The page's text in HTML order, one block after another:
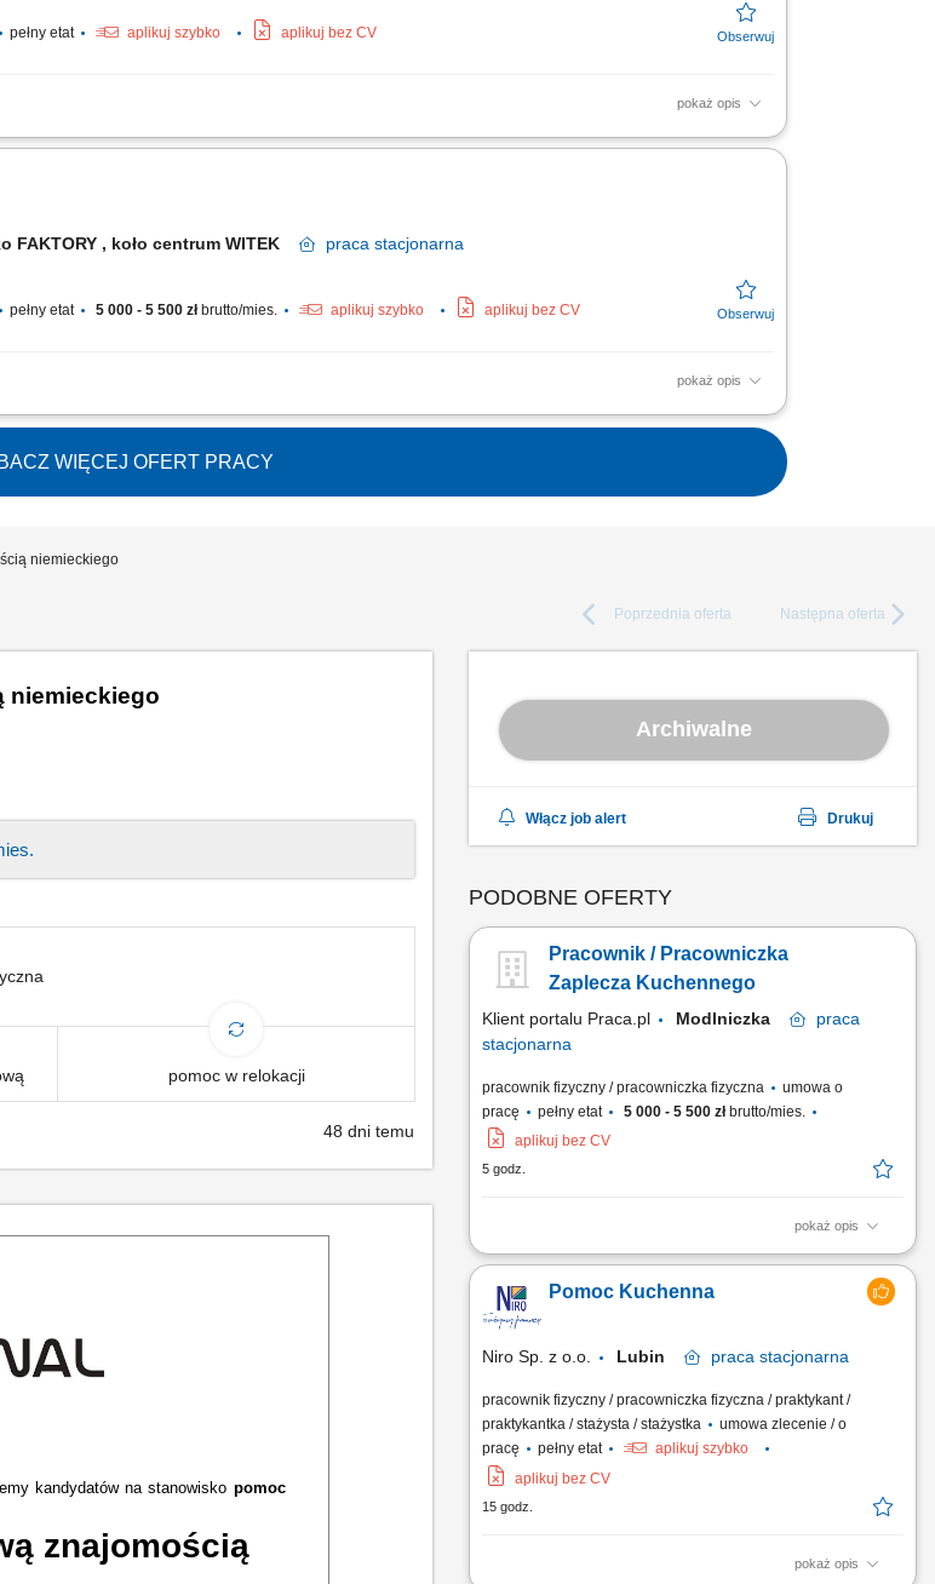
pełny etat aplikuj szybko aplikuj bez CV
pokaż opis
kuchennych przy użyciu profesjonalnego sprzętu wyparzającego. Utrzymywanie
FAKTORY , koło centrum WITEK praca stacjonarna
pełny etat 5 000 - 5 500 złbrutto/mies. aplikuj szybko aplikuj bez CV
pokaż opis
na zapleczu. Przygotowywanie warzyw i innych składników do dalszej obróbki. Wspieranie zespołu
WIĘCEJ OFERT PRACY
niemieckiego
Poprzednia oferta Następna oferta
niemieckiego
pomoc w relokacji
48 dni temu
kandydatów na stanowisko pomoc
znajomością
Archiwalne
Włącz job alert Drukuj
PODOBNE OFERTY
Pracownik / Pracowniczka
Zaplecza Kuchennego
Klient portalu Praca.pl Modlniczka
praca
stacjonarna
pracownik fizyczny / pracowniczka fizyczna
umowa o
pracę
pełny etat 5 000 - 5 500 złbrutto/mies.
aplikuj bez CV
5 godz.
pokaż opis
Utrzymywanie czystości naczyń, urządzeń i zaplecza
dalszej obróbki. Pomoc w realizacji bieżących prac
kuchennych. Dbanie o porządek zgodnie ze standardami
Pomoc Kuchenna
Niro Sp. z o.o. Lubin praca stacjonarna
pracownik fizyczny / pracowniczka fizyczna / praktykant /
praktykantka / stażysta / stażystka
umowa zlecenie / o
pracę
pełny etat
aplikuj szybko
aplikuj bez CV
15 godz.
pokaż opis